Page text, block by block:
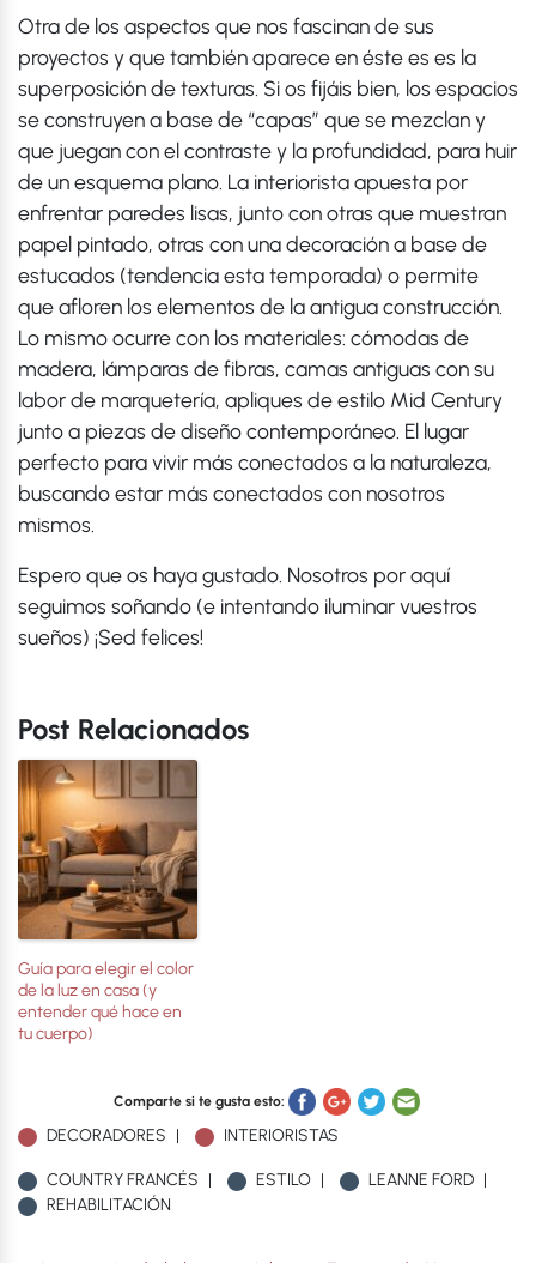
Otra de los aspectos que nos fascinan de sus
proyectos y que también aparece en éste es es la
superposición de texturas. Si os fijáis bien, los espacios
se construyen a base de “capas” que se mezclan y
que juegan con el contraste y la profundidad, para huir
de un esquema plano. La interiorista apuesta por
enfrentar paredes lisas, junto con otras que muestran
papel pintado, otras con una decoración a base de
estucados (tendencia esta temporada) o permite
que afloren los elementos de la antigua construcción.
Lo mismo ocurre con los materiales: cómodas de
madera, lámparas de fibras, camas antiguas con su
labor de marquetería, apliques de estilo Mid Century
junto a piezas de diseño contemporáneo. El lugar
perfecto para vivir más conectados a la naturaleza,
buscando estar más conectados con nosotros
mismos.
Espero que os haya gustado. Nosotros por aquí
seguimos soñando (e intentando iluminar vuestros
sueños) ¡Sed felices!
Post Relacionados
Guía para elegir el color
de la luz en casa (y
entender qué hace en
tu cuerpo)
Comparte si te gusta esto:
DECORADORES INTERIORISTAS
COUNTRY FRANCÉS ESTILO
LEANNE FORD
REHABILITACIÓN